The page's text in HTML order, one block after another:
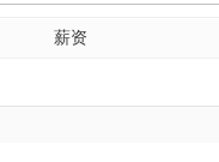
薪资